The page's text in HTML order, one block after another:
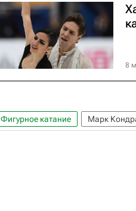
8
Фигурное катание Марк